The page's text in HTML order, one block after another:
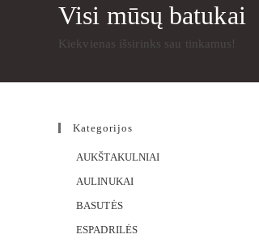
Visi mūsų batukai
Kiekvienas išsirinks sau tinkamus!
Kategorijos
AUKŠTAKULNIAI
AULINUKAI
BASUTĖS
ESPADRILĖS